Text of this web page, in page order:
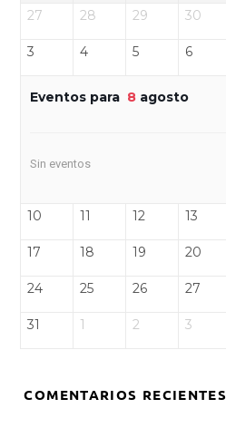
27 28 29 30
3 4 5 6
Eventos para 8 agosto
Sin eventos
10 11 12 13
17 18 19 20
24 25 26 27
31 1 2 3
COMENTARIOS RECIENTES